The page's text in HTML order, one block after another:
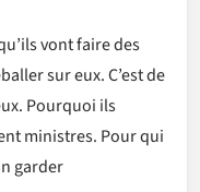
vont faire des
sur eux. C’est de
Pourquoi ils
ministres. Pour qui
garder